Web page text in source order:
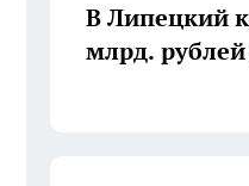
В Липецкий
млрд. рублей